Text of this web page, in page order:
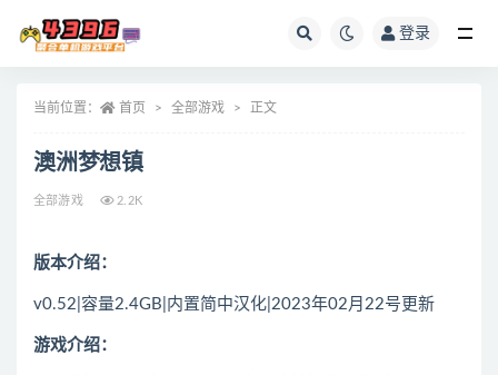
登录
当前位置： 首页 全部游戏 正文
澳洲梦想镇
全部游戏 2.2K
版本介绍：
v0.52|容量2.4GB|内置简中汉化|2023年02月22号更新
游戏介绍：